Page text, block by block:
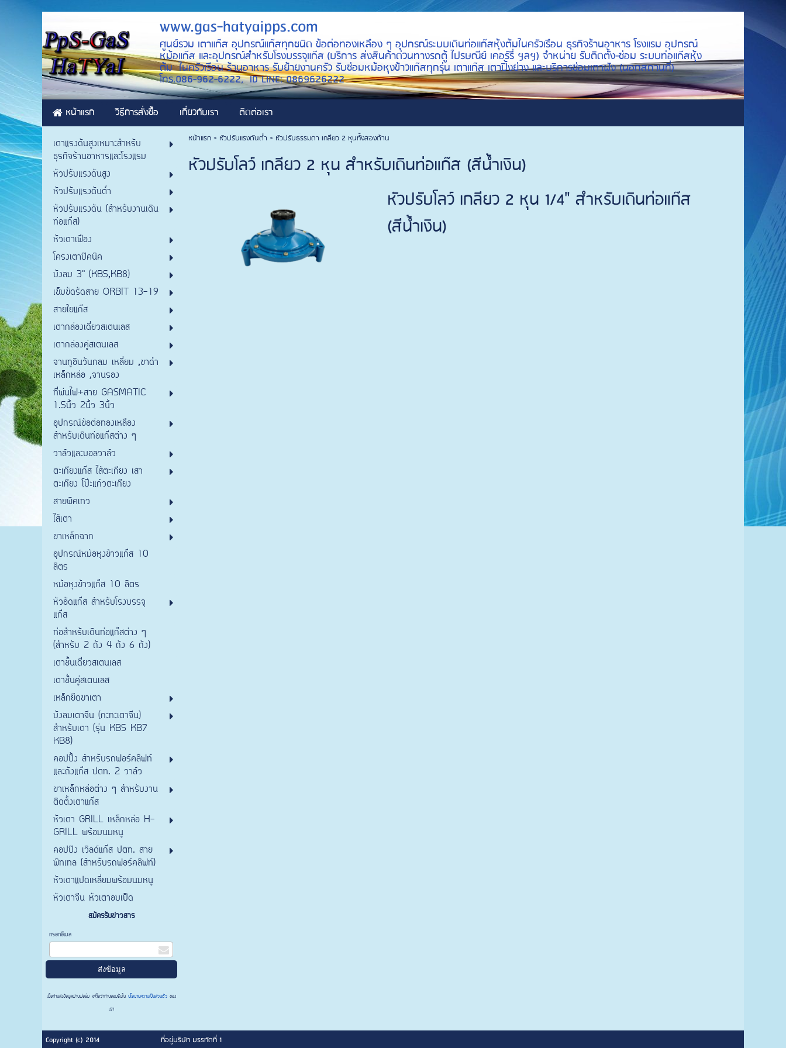
www.gas-hatyaipps.com
ศูนย์รวม เตาแก๊ส อุปกรณ์แก๊สทุกชนิด ข้อต่อทองเหลือง ๆ อุปกรณ์ระบบเดินท่อแก๊สหุ้งต้มในครัวเรือน ธุรกิจร้านอาหาร โรงแรม อุปกรณ์
หม้อแก๊ส และอุปกรณ์สำหรับโรงบรรจุแก๊ส (บริการ ส่งสินค้าด่วนทางรถตู้ ไปรษณีย์ เคอร์รี่ ฯลฯ) จำหน่าย รับติดตั้ง-ซ่อม ระบบท่อแก๊สหุ้ง
ต้ม ในครัวเรือน ร้านอาหาร รับย้ายงานครัว รับซ่อมหม้อหุงข้าวแก๊สทุกรุ่น เตาแก๊ส เตาปิ้งย่าง และบริการซ่อมเตาฝัง (นอกสถานที่)
โทร.086-962-6222, ID LINE: 0869626222
หน้าแรก วิธีการสั่งซื้อ เกี่ยวกับเรา ติดต่อเรา
เตาแรงดันสูงเหมาะสำหรับ
ธุรกิจร้านอาหารและโรงแรม
หัวปรับแรงดันสูง
หัวปรับแรงดันต่ำ
หัวปรับแรงดัน (สำหรับงานเดิน
ท่อแก๊ส)
หัวเตาเฟือง
โครงเตาปิคนิค
บังลม 3" (KB5,KB8)
เข็มขัดรัดสาย ORBIT 13-19
สายใยแก๊ส
เตากล่องเดี่ยวสเตนเลส
เตากล่องคู่สเตนเลส
จานทูอินวันกลม เหลี่ยม ,ขาดำ
เหล็กหล่อ ,จานรอง
ที่พ่นไฟ+สาย GASMATIC
1.5นิ้ว 2นิ้ว 3นิ้ว
อุปกรณ์ข้อต่อทองเหลือง
สำหรับเดินท่อแก๊สต่าง ๆ
วาล์วและบอลวาล์ว
ตะเกียงแก๊ส ไส้ตะเกียง เสา
ตะเกียง โป๊ะแก้วตะเกียง
สายพิคเทว
ไส้เตา
ขาเหล็กฉาก
อุปกรณ์หม้อหุงข้าวแก๊ส 10
ลิตร
หม้อหุงข้าวแก๊ส 10 ลิตร
หัวอัดแก๊ส สำหรับโรงบรรจุ
แก๊ส
ท่อสำหรับเดินท่อแก๊สต่าง ๆ
(สำหรับ 2 ถัง 4 ถัง 6 ถัง)
เตาชั้นเดี่ยวสเตนเลส
เตาชั้นคู่สเตนเลส
เหล็กยึดขาเตา
บังลมเตาจีน (กะทะเตาจีน)
สำหรับเตา (รุ่น KB5 KB7
KB8)
คอปปิ้ง สำหรับรถฟอร์คลิฟท์
และถังแก๊ส ปตท. 2 วาล์ว
ขาเหล็กหล่อต่าง ๆ สำหรับงาน
ติดตั้งเตาแก๊ส
หัวเตา GRILL เหล็กหล่อ H-
GRILL พร้อมนมหนู
คอปปิง เวิลด์แก๊ส ปตท. สาย
พิทเทล (สำหรับรถฟอร์คลิฟท์)
หัวเตาแปดเหลี่ยมพร้อมนมหนู
หัวเตาจีน หัวเตาอบเป็ด
สมัครรับข่าวสาร
กรอกอีเมล
เมื่อท่านส่งข้อมูลผ่านฟอร์ม จะถือว่าท่านยอมรับในนโยบายความเป็นส่วนตัวของ
เรา
หน้าแรก> หัวปรับแรงดันต่ำ > หัวปรับธรรมดา เกลียว 2 หุนทั้งสองด้าน
หัวปรับโลว์ เกลียว 2 หุน สำหรับเดินท่อแก๊ส (สีน้ำเงิน)
หัวปรับโลว์ เกลียว 2 หุน 1/4" สำหรับเดินท่อแก๊ส
(สีน้ำเงิน)
Copyright (c) 2014
ที่อยู่บริษัท บรรทัดที่ 1